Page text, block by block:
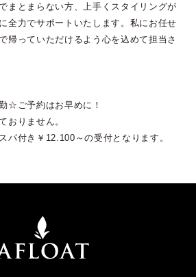
まとまらない方、上手くスタイリングが
全力でサポートいたします。私にお任せ
帰っていただけるよう心を込めて担当さ
☆ご予約はお早めに！
おりません。
パ付き￥12.100～の受付となります。